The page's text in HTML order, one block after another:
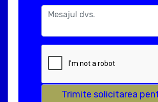
Trimite solicitarea